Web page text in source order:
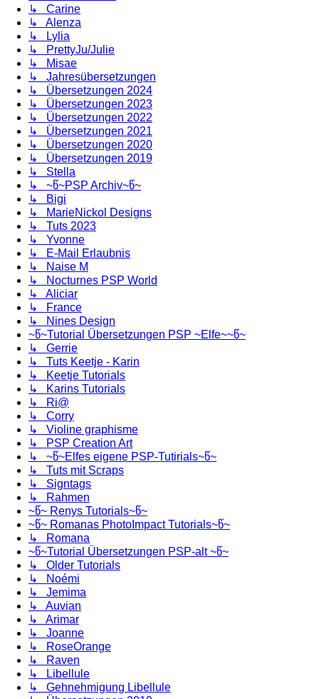
↳ Carine
↳ Alenza
↳ Lylia
↳ PrettyJu/Julie
↳ Misae
↳ Jahresübersetzungen
↳ Übersetzungen 2024
↳ Übersetzungen 2023
↳ Übersetzungen 2022
↳ Übersetzungen 2021
↳ Übersetzungen 2020
↳ Übersetzungen 2019
↳ Stella
↳ ~წ~PSP Archiv~წ~
↳ Bigi
↳ MarieNickol Designs
↳ Tuts 2023
↳ Yvonne
↳ E-Mail Erlaubnis
↳ Naise M
↳ Nocturnes PSP World
↳ Aliciar
↳ France
↳ Nines Design
~წ~Tutorial Übersetzungen PSP ~Elfe~~წ~
↳ Gerrie
↳ Tuts Keetje - Karin
↳ Keetje Tutorials
↳ Karins Tutorials
↳ Ri@
↳ Corry
↳ Violine graphisme
↳ PSP Creation Art
↳ ~წ~Elfes eigene PSP-Tutirials~წ~
↳ Tuts mit Scraps
↳ Signtags
↳ Rahmen
~წ~ Renys Tutorials~წ~
~წ~ Romanas PhotoImpact Tutorials~წ~
↳ Romana
~წ~Tutorial Übersetzungen PSP-alt ~წ~
↳ Older Tutorials
↳ Noémi
↳ Jemima
↳ Auvian
↳ Arimar
↳ Joanne
↳ RoseOrange
↳ Raven
↳ Libellule
↳ Gehnehmigung Libellule